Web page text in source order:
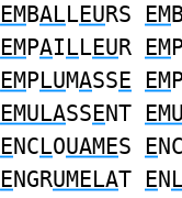
EMBALLEURS EMB
EMPAILLEUR EM
EMPLUMASSE EM
EMULASSENT
ENCLOUAMES ENC
ENGRUMELAT EN